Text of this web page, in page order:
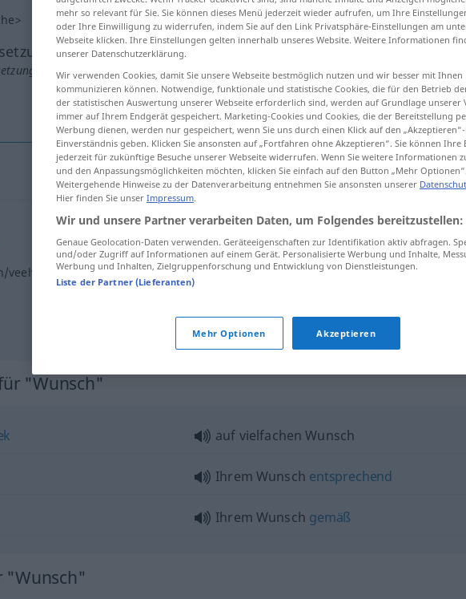
>
anklicken/antippen)
Wunsch
auf Wunsch
veelvuldigverzoek
auf allgemeinen/vielfachen Wunsch
nach Wunsch
"Wunsch"
auf vielfachen Wunsch
Ihrem Wunsch entsprechend
Ihrem Wunsch gemäß
"Wunsch"
mehr so relevant für Sie. Sie können dieses Menü jederzeit wieder aufrufen, um Ihre
oder Ihre Einwilligung zu widerrufen, indem Sie auf den Link Privatsphäre-Einstellungen am
Webseite klicken. Ihre Einstellungen gelten innerhalb unseres Website. Weitere Informationen
unserer Datenschutzerklärung.
Wir verwenden Cookies, damit Sie unsere Webseite bestmöglich nutzen und wir besser mit Ihnen
kommunizieren können. Notwendige, funktionale und statistische Cookies, die für den Betrieb
der statistischen Auswertung unserer Webseite erforderlich sind, werden auf Grundlage unserer
immer auf Ihrem Endgerät gespeichert. Marketing-Cookies und Cookies, die der Bereitstellung
Werbung dienen, werden nur gespeichert, wenn Sie uns durch einen Klick auf den
Einverständnis geben. Klicken Sie ansonsten auf „Fortfahren ohne Akzeptieren“. Sie können Ihre
jederzeit für zukünftige Besuche unserer Webseite widerrufen. Wenn Sie weitere Informationen
und den Anpassungsmöglichkeiten möchten, klicken Sie einfach auf den Button „Mehr Optionen“.
Weitergehende Hinweise zu der Datenverarbeitung entnehmen Sie ansonsten unserer
Hier finden Sie unser Impressum.
Wir und unsere Partner verarbeiten Daten, um Folgendes bereitzustellen:
Genaue Geolocation-Daten verwenden. Geräteeigenschaften zur Identifikation aktiv abfragen.
und/oder Zugriff auf Informationen auf einem Gerät. Personalisierte Werbung und Inhalte,
Werbung und Inhalten, Zielgruppenforschung und Entwicklung von Dienstleistungen.
Liste der Partner (Lieferanten)
Mehr Optionen Akzeptieren